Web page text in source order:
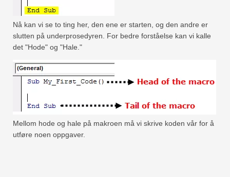
Nå kan vi se to ting her, den ene er starten, og den andre er
slutten på underprosedyren. For bedre forståelse kan vi kalle
det "Hode" og "Hale."
Mellom hode og hale på makroen må vi skrive koden vår for å
utføre noen oppgaver.